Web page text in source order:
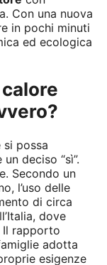
Con una nuova
in pochi minuti
ed ecologica
si possa
deciso “sì”.
Secondo un
l’uso delle
di circa
dove
Il rapporto
adotta
esigenze